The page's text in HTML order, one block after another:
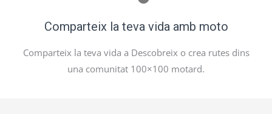
Comparteix la teva vida amb moto
Comparteix la teva vida a Descobreix o crea rutes dins
una comunitat 100×100 motard.